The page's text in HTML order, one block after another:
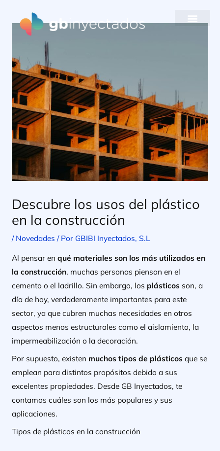
contenido
Descubre los usos del plástico
en la construcción
/ Novedades / Por GBIBI Inyectados, S.L
Al pensar en qué materiales son los más utilizados en
la construcción, muchas personas piensan en el
cemento o el ladrillo. Sin embargo, los plásticos son, a
día de hoy, verdaderamente importantes para este
sector, ya que cubren muchas necesidades en otros
aspectos menos estructurales como el aislamiento, la
impermeabilización o la decoración.
Por supuesto, existen muchos tipos de plásticosque se
emplean para distintos propósitos debido a sus
excelentes propiedades. Desde GB Inyectados, te
contamos cuáles son los más populares y sus
aplicaciones.
Tipos de plásticos en la construcción